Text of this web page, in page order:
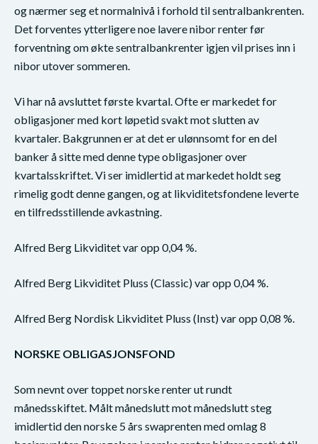
og nærmer seg et normalnivå i forhold til sentralbankrenten.
Det forventes ytterligere noe lavere nibor renter før
forventning om økte sentralbankrenter igjen vil prises inn i
nibor utover sommeren.
Vi har nå avsluttet første kvartal. Ofte er markedet for
obligasjoner med kort løpetid svakt mot slutten av
kvartaler. Bakgrunnen er at det er ulønnsomt for en del
banker å sitte med denne type obligasjoner over
kvartalsskriftet. Vi ser imidlertid at markedet holdt seg
rimelig godt denne gangen, og at likviditetsfondene leverte
en tilfredsstillende avkastning.
Alfred Berg Likviditet var opp 0,04 %.
Alfred Berg Likviditet Pluss (Classic) var opp 0,04 %.
Alfred Berg Nordisk Likviditet Pluss (Inst) var opp 0,08 %.
NORSKE OBLIGASJONSFOND
Som nevnt over toppet norske renter ut rundt
månedsskiftet. Målt månedslutt mot månedslutt steg
imidlertid den norske 5 års swaprenten med omlag 8